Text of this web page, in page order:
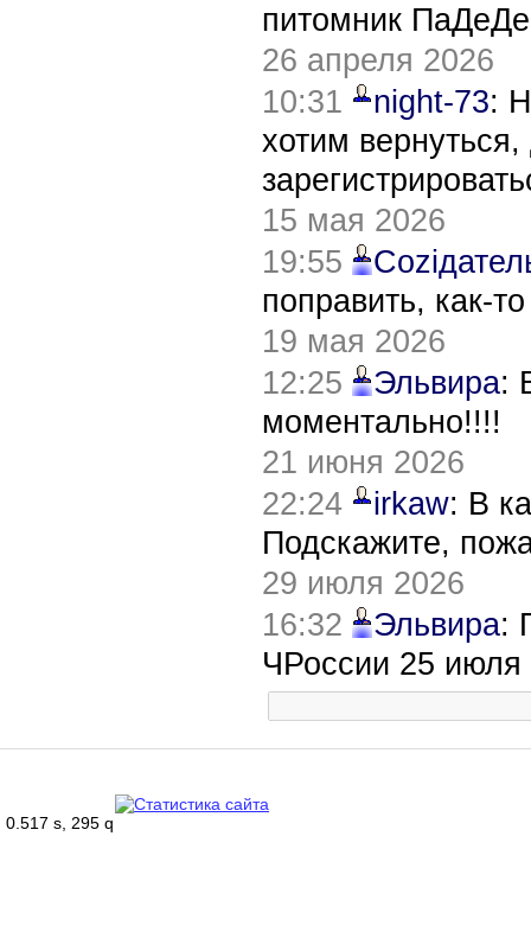
питомник
26 апреля 2026
10:31
night-73:
хотим
15 мая 2026
19:55
поправить, как-
19 мая 2026
12:25
Эльвира:
моментально!!!!
21 июня 2026
22:24
irkaw: В
Подскажите,
29 июля 2026
16:32
Эльвира:
ЧРоссии 25 июля
0.517 s, 295 q